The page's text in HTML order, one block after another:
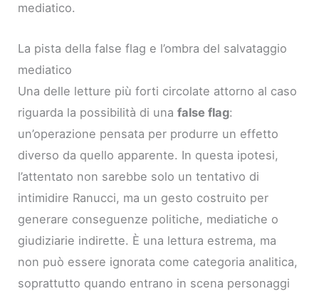
mediatico.
La pista della false flag e l’ombra del salvataggio
mediatico
Una delle letture più forti circolate attorno al caso
riguarda la possibilità di unafalse flag:
un’operazione pensata per produrre un effetto
diverso da quello apparente. In questa ipotesi,
l’attentato non sarebbe solo un tentativo di
intimidire Ranucci, ma un gesto costruito per
generare conseguenze politiche, mediatiche o
giudiziarie indirette. È una lettura estrema, ma
non può essere ignorata come categoria analitica,
soprattutto quando entrano in scena personaggi